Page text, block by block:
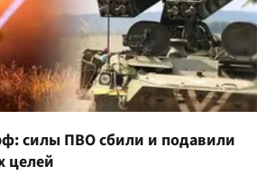
силы ПВО сбили и подавили
целей